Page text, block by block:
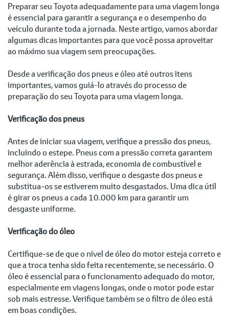
Preparar seu Toyota adequadamente para uma viagem longa
é essencial para garantir a segurança e o desempenho do
veículo durante toda a jornada. Neste artigo, vamos abordar
algumas dicas importantes para que você possa aproveitar
ao máximo sua viagem sem preocupações.
Desde a verificação dos pneus e óleo até outros itens
importantes, vamos guiá-lo através do processo de
preparação do seu Toyota para uma viagem longa.
Verificação dos pneus
Antes de iniciar sua viagem, verifique a pressão dos pneus,
incluindo o estepe. Pneus com a pressão correta garantem
melhor aderência à estrada, economia de combustível e
segurança. Além disso, verifique o desgaste dos pneus e
substitua-os se estiverem muito desgastados. Uma dica útil
é girar os pneus a cada 10.000 km para garantir um
desgaste uniforme.
Verificação do óleo
Certifique-se de que o nível de óleo do motor esteja correto e
que a troca tenha sido feita recentemente, se necessário. O
óleo é essencial para o funcionamento adequado do motor,
especialmente em viagens longas, onde o motor pode estar
sob mais estresse. Verifique também se o filtro de óleo está
em boas condições.